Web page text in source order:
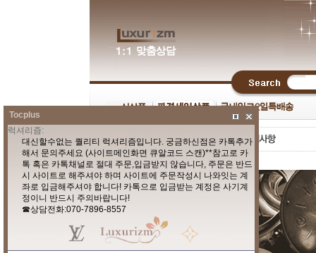
Tocplus